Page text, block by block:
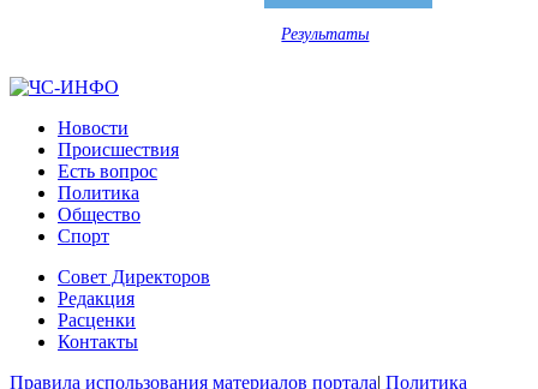
Результаты
Новости
Происшествия
Есть вопрос
Политика
Общество
Спорт
Совет Директоров
Редакция
Расценки
Контакты
Правила использования материалов портала| Политика